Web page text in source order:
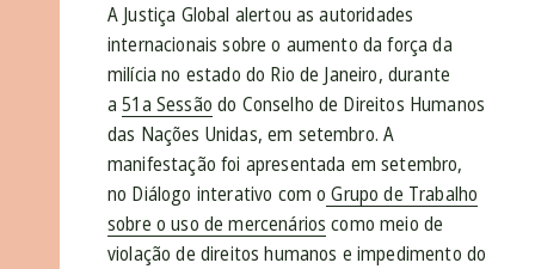
A Justiça Global alertou as autoridades
internacionais sobre o aumento da força da
milícia no estado do Rio de Janeiro, durante
a51a Sessão do Conselho de Direitos Humanos
das Nações Unidas, em setembro. A
manifestação foi apresentada em setembro,
no Diálogo interativo com o Grupo de Trabalho
sobre o uso de mercenários como meio de
violação de direitos humanos e impedimento do